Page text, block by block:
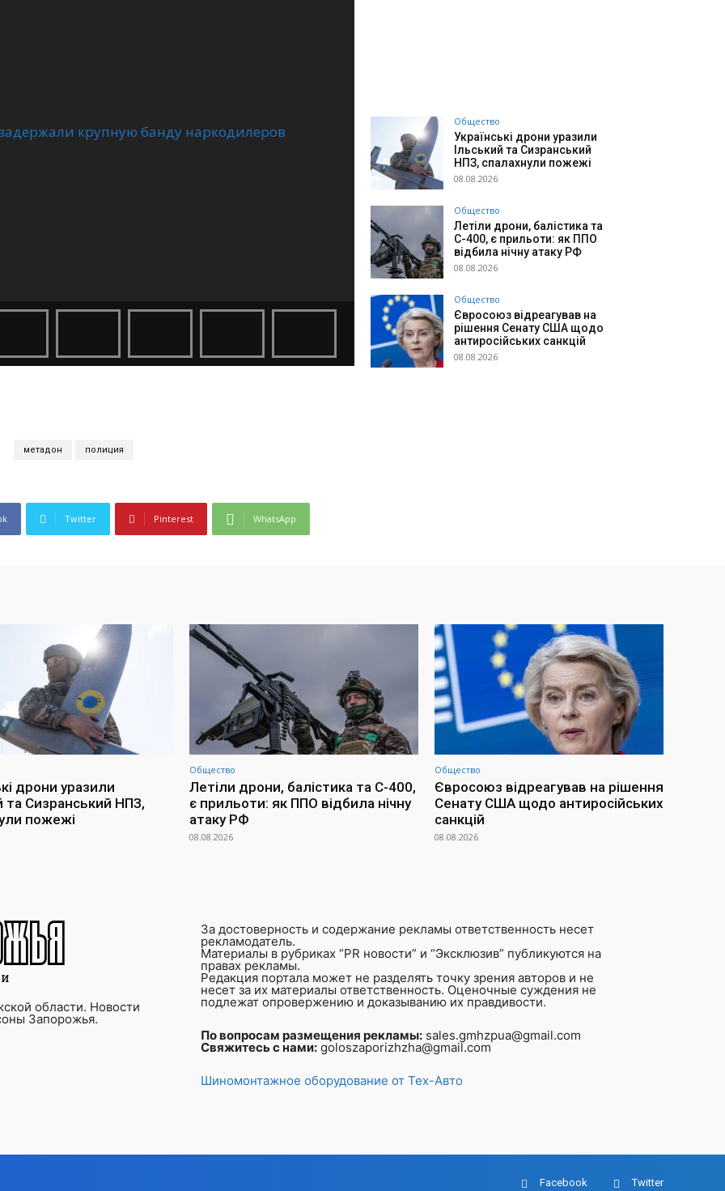
метадон полиция
Twitter Pinterest WhatsApp
Общество
Українські дрони уразили
Ільський та Сизранський
НПЗ, спалахнули пожежі
08.08.2026
Общество
Летіли дрони, балістика та
С-400, є прильоти: як ППО
відбила нічну атаку РФ
08.08.2026
Общество
Євросоюз відреагував на
рішення Сенату США щодо
антиросійських санкцій
08.08.2026
дрони уразили
та Сизранський НПЗ,
пожежі
Общество
Летіли дрони, балістика та С-400,
є прильоти: як ППО відбила нічну
атаку РФ
08.08.2026
Общество
Євросоюз відреагував на рішення
Сенату США щодо антиросійських
санкцій
08.08.2026
области. Новости
Запорожья.
За достоверность и содержание рекламы ответственность несет
рекламодатель.
Материалы в рубриках “PR новости” и “Эксклюзив” публикуются на
правах рекламы.
Редакция портала может не разделять точку зрения авторов и не
несет за их материалы ответственность. Оценочные суждения не
подлежат опровержению и доказыванию их правдивости.
По вопросам размещения рекламы: sales.gmhzpua@gmail.com
Свяжитесь с нами: goloszaporizhzha@gmail.com
Шиномонтажное оборудование от Тех-Авто
Facebook Twitter